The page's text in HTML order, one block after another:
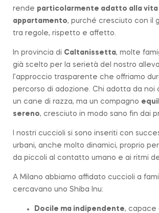
rende particolarmente adatto alla vita
appartamento, purché cresciuto con il
tra regole, rispetto e affetto.
In provincia di Caltanissetta, molte
già scelto per la serietà del nostro
l’approccio trasparente che offriamo
percorso di adozione. Chi adotta da noi
un cane di razza, ma un compagno
sereno, cresciuto in modo sano fin dai
I nostri cuccioli si sono inseriti con
urbani, anche molto dinamici, proprio
da piccoli al contatto umano e ai ritmi
A Milano abbiamo affidato cuccioli a
cercavano uno Shiba Inu:
Docile ma indipendente, capace